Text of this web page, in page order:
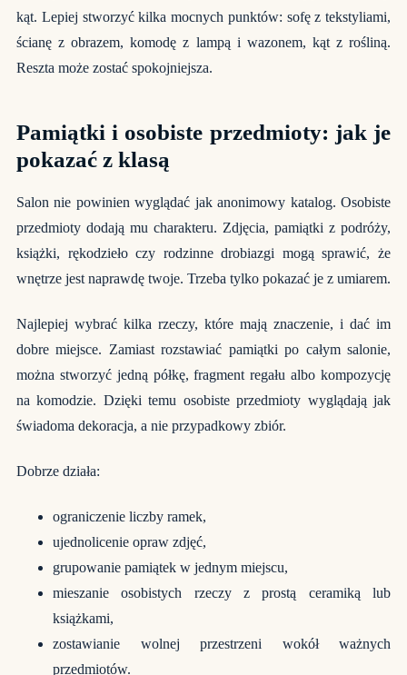
kąt. Lepiej stworzyć kilka mocnych punktów: sofę z tekstyliami,
ścianę z obrazem, komodę z lampą i wazonem, kąt z rośliną.
Reszta może zostać spokojniejsza.
Pamiątki i osobiste przedmioty: jak je
pokazać z klasą
Salon nie powinien wyglądać jak anonimowy katalog. Osobiste
przedmioty dodają mu charakteru. Zdjęcia, pamiątki z podróży,
książki, rękodzieło czy rodzinne drobiazgi mogą sprawić, że
wnętrze jest naprawdę twoje. Trzeba tylko pokazać je z umiarem.
Najlepiej wybrać kilka rzeczy, które mają znaczenie, i dać im
dobre miejsce. Zamiast rozstawiać pamiątki po całym salonie,
można stworzyć jedną półkę, fragment regału albo kompozycję
na komodzie. Dzięki temu osobiste przedmioty wyglądają jak
świadoma dekoracja, a nie przypadkowy zbiór.
Dobrze działa:
ograniczenie liczby ramek,
ujednolicenie opraw zdjęć,
grupowanie pamiątek w jednym miejscu,
mieszanie osobistych rzeczy z prostą ceramiką lub
książkami,
zostawianie wolnej przestrzeni wokół ważnych
przedmiotów.